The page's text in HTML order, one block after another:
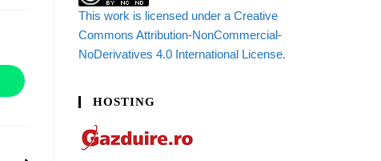
This work is licensed under a Creative
Commons Attribution-NonCommercial-
NoDerivatives 4.0 International License.
HOSTING